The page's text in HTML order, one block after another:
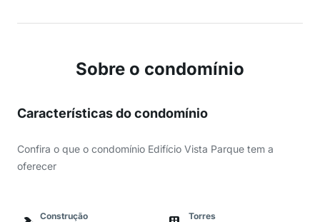
Sobre o condomínio
Características do condomínio
Confira o que o condomínio Edifício Vista Parque tem a
oferecer
Construção
Torres